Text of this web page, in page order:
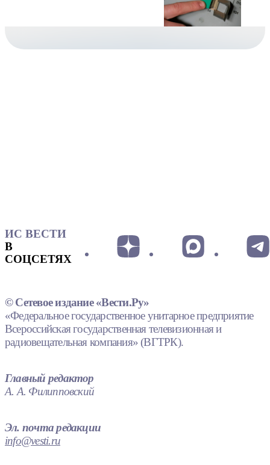
ИС ВЕСТИ
В
СОЦСЕТЯХ
© Сетевое издание «Вести.Ру»
«Федеральное государственное унитарное предприятие
Всероссийская государственная телевизионная и
радиовещательная компания» (ВГТРК).
Главный редактор
А. А. Филипповский
Эл. почта редакции
info@vesti.ru